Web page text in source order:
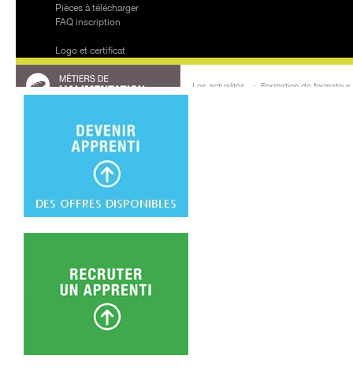
Pièces à télécharger
FAQ inscription
Logo et certificat
Les actualités > Formation de formateur